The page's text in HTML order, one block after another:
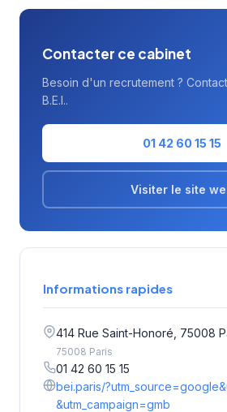
central lui confère un accès
Contacter ce cabinet
Besoin d'un recrutement ?
B.E.I..
01 42 60 15 15
Visiter le site
Informations rapides
414 Rue Saint-Honoré, 75008
75008 Paris
01 42 60 15 15
bei.paris/
&utm_campaign=gmb